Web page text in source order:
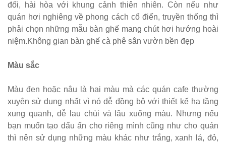
lực 277
Bộ bàn ghế
sắt decor
quán cafe
mặt bàn
composite
254
đối, hài hòa với khung cảnh thiên nhiên. Còn nếu như
quán hơi nghiêng về phong cách cổ điển, truyền thống thì
phải chọn những mẫu bàn ghế mang chút hơi hướng hoài
niệm.Không gian bàn ghế cà phê sân vườn bền đẹp
Màu sắc
Màu đen hoặc nâu là hai màu mà các quán cafe thường
xuyên sử dụng nhất vì nó dễ đồng bộ với thiết kế hạ tầng
xung quanh, dễ lau chùi và lâu xuống màu. Nhưng nếu
bạn muốn tạo dấu ấn cho riêng mình cũng như cho quán
thì nên sử dụng những màu khác như trắng, xanh lá, đỏ,